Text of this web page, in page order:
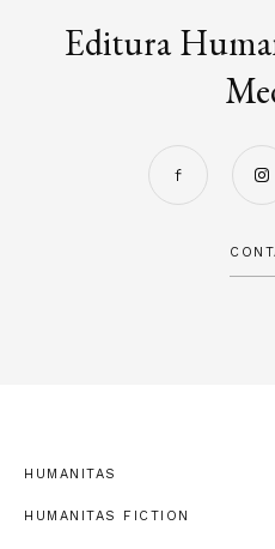
Editura
HUMANITAS
HUMANITAS FICTION